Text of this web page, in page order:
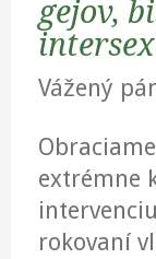
gejov,
Vážený
extrémne
rokovaní